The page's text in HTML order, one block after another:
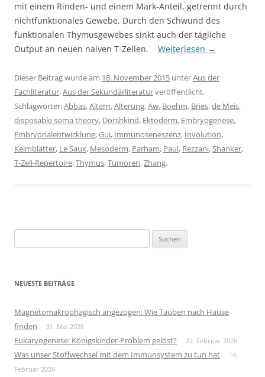
mit einem Rinden- und einem Mark-Anteil, getrennt durch
nichtfunktionales Gewebe. Durch den Schwund des
funktionalen Thymusgewebes sinkt auch der tägliche
Output an neuen naiven T-Zellen. Weiterlesen →
Dieser Beitrag wurde am 18. November 2015 unterAus der
Fachliteratur,Aus der Sekundärliteraturveröffentlicht.
Schlagwörter:Abbas,Altern,Alterung,Aw, Boehm, Bries,de Meis,
disposable soma theory, Dorshkind, Ektoderm, Embryogenese,
Embryonalentwicklung,Gui, Immunoseneszenz, Involution,
Keimblätter, Le Saux, Mesoderm, Parham, Paul, Rezzani,Shanker,
T-Zell-Repertoire,Thymus,Tumoren,Zhang.
nach:
NEUESTE BEITRÄGE
Magnetomakrophagisch angezogen: Wie Tauben nach Hause
finden
31. Mai 2026
Eukaryogenese: Königskinder-Problem gelöst? 22. Februar 2026
Was unser Stoffwechsel mit dem Immunsystem zu tun hat
14.
Februar 2026